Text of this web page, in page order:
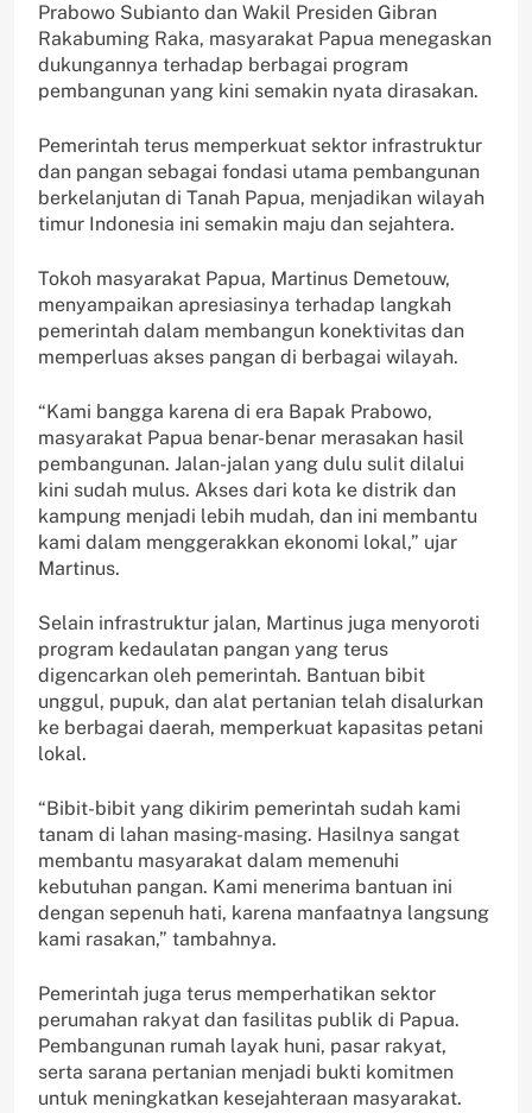
Prabowo Subianto dan Wakil Presiden Gibran
Rakabuming Raka, masyarakat Papua menegaskan
dukungannya terhadap berbagai program
pembangunan yang kini semakin nyata dirasakan.
Pemerintah terus memperkuat sektor infrastruktur
dan pangan sebagai fondasi utama pembangunan
berkelanjutan di Tanah Papua, menjadikan wilayah
timur Indonesia ini semakin maju dan sejahtera.
Tokoh masyarakat Papua, Martinus Demetouw,
menyampaikan apresiasinya terhadap langkah
pemerintah dalam membangun konektivitas dan
memperluas akses pangan di berbagai wilayah.
“Kami bangga karena di era Bapak Prabowo,
masyarakat Papua benar-benar merasakan hasil
pembangunan. Jalan-jalan yang dulu sulit dilalui
kini sudah mulus. Akses dari kota ke distrik dan
kampung menjadi lebih mudah, dan ini membantu
kami dalam menggerakkan ekonomi lokal,” ujar
Martinus.
Selain infrastruktur jalan, Martinus juga menyoroti
program kedaulatan pangan yang terus
digencarkan oleh pemerintah. Bantuan bibit
unggul, pupuk, dan alat pertanian telah disalurkan
ke berbagai daerah, memperkuat kapasitas petani
lokal.
“Bibit-bibit yang dikirim pemerintah sudah kami
tanam di lahan masing-masing. Hasilnya sangat
membantu masyarakat dalam memenuhi
kebutuhan pangan. Kami menerima bantuan ini
dengan sepenuh hati, karena manfaatnya langsung
kami rasakan,” tambahnya.
Pemerintah juga terus memperhatikan sektor
perumahan rakyat dan fasilitas publik di Papua.
Pembangunan rumah layak huni, pasar rakyat,
serta sarana pertanian menjadi bukti komitmen
untuk meningkatkan kesejahteraan masyarakat.